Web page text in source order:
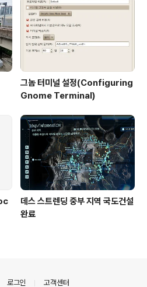
그놈 터미널 설정(Configuring
Gnome Terminal)
데스 스트렌딩 중부 지역 국도건설
완료
로그인 고객센터